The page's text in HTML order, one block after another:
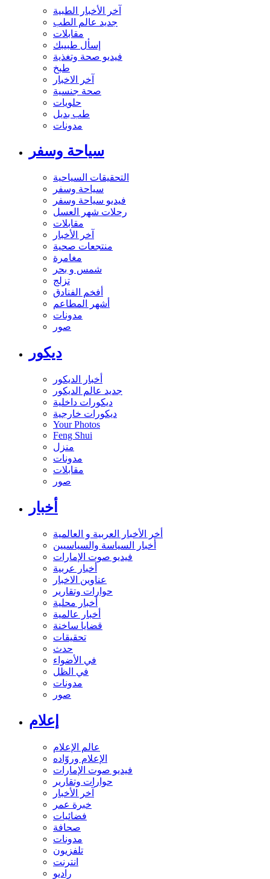
آخر الأخبار الطبية
جديد عالم الطب
مقابلات
إسأل طبيبك
فيديو صحة وتغذية
طبخ
آخر الاخبار
صحة جنسية
حلويات
طب بديل
مدونات
سياحة وسفر
التحقيقات السياحية
سياحة وسفر
فيديو سياحة وسفر
رحلات شهر العسل
مقابلات
آخر الأخبار
منتجعات صحية
مغامرة
شمس و بحر
تزلج
أفخم الفنادق
أشهر المطاعم
مدونات
صور
ديكور
أخبار الديكور
جديد عالم الديكور
ديكورات داخلية
ديكورات خارجية
Your Photos
Feng Shui
منزل
مدونات
مقابلات
صور
أخبار
أخر الأخبار العربية و العالمية
أخبار السياسة والسياسيين
فيديو صوت الإمارات
أخبار عربية
عناوين الاخبار
حوارات وتقارير
أخبار محلية
أخبار عالمية
قضايا ساخنة
تحقيقات
حدث
في الأضواء
في الظل
مدونات
صور
إعلام
عالم الإعلام
الإعلام وروّاده
فيديو صوت الإمارات
حوارات وتقارير
آخر الأخبار
خبرة عمر
فضائيات
صحافة
مدونات
تلفزيون
انترنت
راديو